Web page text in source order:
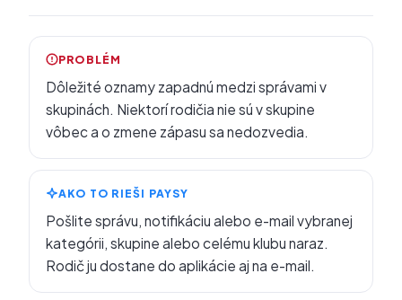
PROBLÉM
Dôležité oznamy zapadnú medzi správami v
skupinách. Niektorí rodičia nie sú v skupine
vôbec a o zmene zápasu sa nedozvedia.
AKO TO RIEŠI PAYSY
Pošlite správu, notifikáciu alebo e-mail vybranej
kategórii, skupine alebo celému klubu naraz.
Rodič ju dostane do aplikácie aj na e-mail.